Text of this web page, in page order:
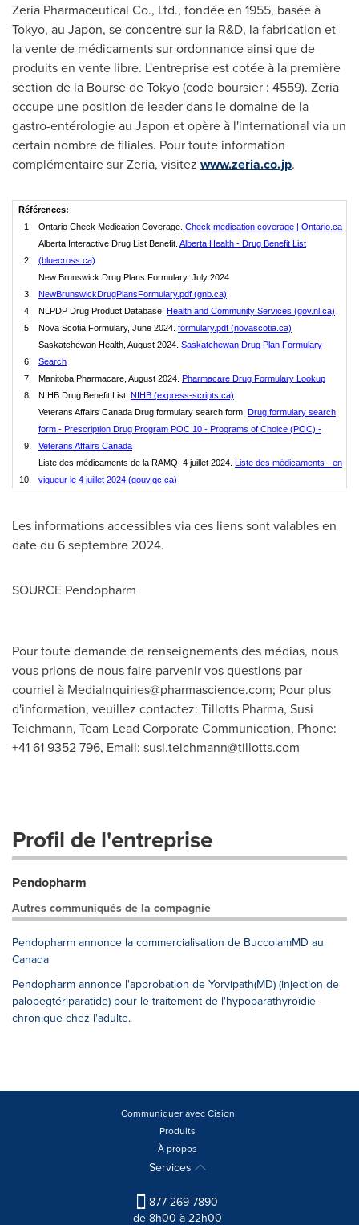
Zeria Pharmaceutical Co., Ltd., fondée en 1955, basée à
Tokyo, au Japon, se concentre sur la R&D, la fabrication et
la vente de médicaments sur ordonnance ainsi que de
produits en vente libre. L'entreprise est cotée à la première
section de la Bourse deTokyo(code boursier : 4559). Zeria
occupe une position de leader dans le domaine de la
gastro-entérologie au Japon et opère à l'international via un
certain nombre de filiales. Pour toute information
complémentaire sur Zeria, visitez www.zeria.co.jp.
Références:
1.
Ontario Check Medication Coverage. Check medication coverage | Ontario.ca
2.
Alberta Interactive Drug List Benefit. Alberta Health - Drug Benefit List
(bluecross.ca)
3.
New Brunswick Drug Plans Formulary, July 2024.
NewBrunswickDrugPlansFormulary.pdf (gnb.ca)
4.
NLPDP Drug Product Database. Health and Community Services (gov.nl.ca)
5.
Nova Scotia Formulary, June 2024. formulary.pdf (novascotia.ca)
6.
Saskatchewan Health, August 2024. Saskatchewan Drug Plan Formulary
Search
7.
Manitoba Pharmacare, August 2024. Pharmacare Drug Formulary Lookup
8.
NIHB Drug Benefit List. NIHB (express-scripts.ca)
9.
Veterans Affairs Canada Drug formulary search form. Drug formulary search
form - Prescription Drug Program POC 10 - Programs of Choice (POC) -
Veterans Affairs Canada
10.
Liste des médicaments de la RAMQ, 4 juillet 2024. Liste des médicaments - en
vigueur le 4 juillet 2024 (gouv.qc.ca)
Les informations accessibles via ces liens sont valables en
date du 6 septembre 2024.
SOURCE Pendopharm
Pour toute demande de renseignements des médias, nous
vous prions de nous faire parvenir vos questions par
courriel à MediaInquiries@pharmascience.com; Pour plus
d'information, veuillez contactez: Tillotts Pharma, Susi
Teichmann, Team Lead Corporate Communication, Phone:
+41 61 9352 796, Email: susi.teichmann@tillotts.com
Profil de l'entreprise
Pendopharm
Autres communiqués de la compagnie
Pendopharm annonce la commercialisation de BuccolamMD au
Canada
Pendopharm annonce l'approbation de Yorvipath(MD) (injection de
palopegtériparatide) pour le traitement de l'hypoparathyroïdie
chronique chez l'adulte.
Communiquer avec Cision
Produits
À propos
Services
877-269-7890
de 8h00 à 22h00